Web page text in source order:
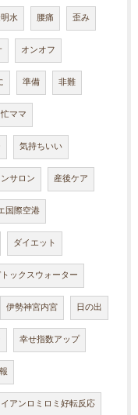
水 腰痛 歪み
オンオフ
準備 非難
ママ
気持ちいい
サロン 産後ケア
国際空港
ダイエット
ックスウォーター
伊勢神宮内宮 日の出
幸せ指数アップ
アンロミロミ好転反応